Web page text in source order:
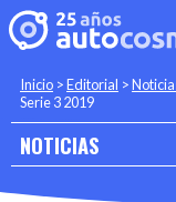
Inicio >Editorial >
Serie 3 2019
NOTICIAS